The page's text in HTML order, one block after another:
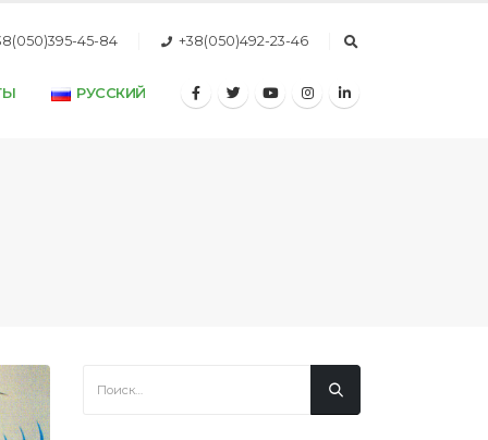
45-84 +38(050)492-23-46
РУССКИЙ